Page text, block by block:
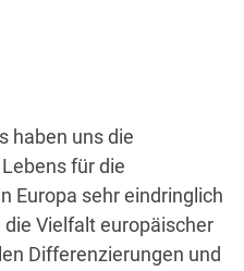
haben uns die
für die
Europa sehr eindringlich
Vielfalt europäischer
Differenzierungen und